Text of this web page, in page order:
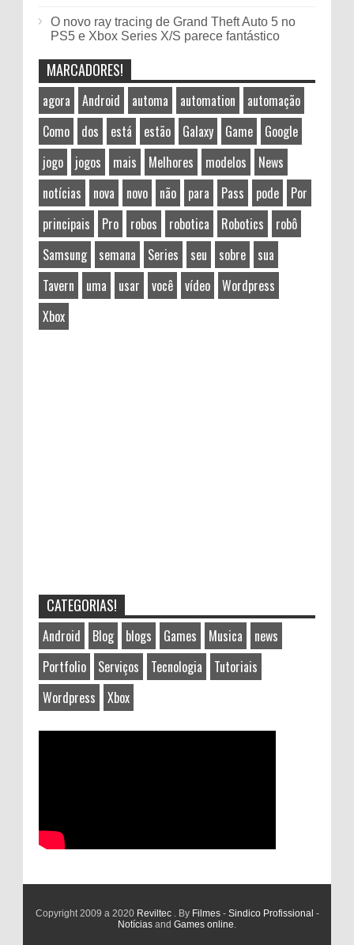
O novo ray tracing de Grand Theft Auto 5 no
PS5 e Xbox Series X/S parece fantástico
MARCADORES!
agora Android automa automation
automação
Como
dos está estão Galaxy Game
Google
jogo
jogos mais Melhores modelos
News
notícias
nova novo não para Pass pode
Por
principais
Pro robos robotica Robotics
robô
Samsung
semana Series seu sobre
sua
Tavern
uma usar você vídeo
Wordpress
Xbox
CATEGORIAS!
Android Blog blogs Games Musica
news
Portfolio
Serviços Tecnologia
Tutoriais
Wordpress
Xbox
Copyright 2009 a 2020 Reviltec . By Filmes- Sindico Profissional -
Notícias and Games online.